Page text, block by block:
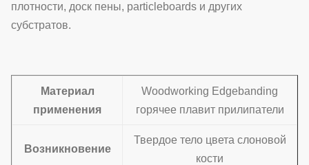
плотности, доск пены, particleboards и других
субстратов.
Материал
применения
Woodworking Edgebanding
горячее плавит прилипатели
Возникновение
Твердое тело цвета слоновой
кости